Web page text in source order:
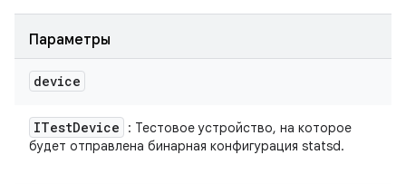
Параметры
device
ITestDevice
: Тестовое устройство, на которое
будет отправлена ​​бинарная конфигурация statsd.